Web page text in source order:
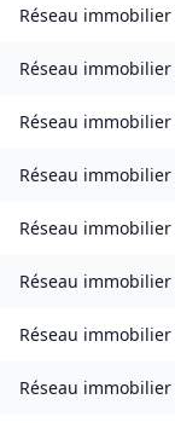
Réseau immobilier
Réseau immobilier
Réseau immobilier
Réseau immobilier
Réseau immobilier
Réseau immobilier
Réseau immobilier
Réseau immobilier